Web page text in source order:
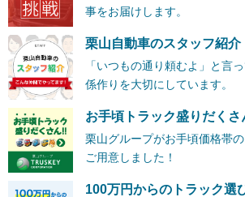
事をお届けします。
栗山自動車のスタッフ紹介
「いつもの通り頼むよ」と言
係作りを大切にしています。
お手頃トラック盛りだくさ
栗山グループがお手頃価格帯
ご用意しました！
100万円からのトラック選